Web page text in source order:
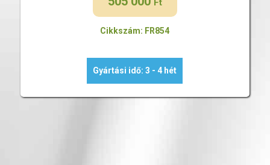
Ft
Cikkszám: FR854
Gyártási idő: 3 - 4 hét